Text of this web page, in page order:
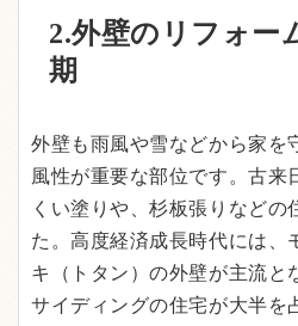
2.外壁のリフォー
期
外壁も雨風や雪などから家を
風性が重要な部位です。古来
くい塗りや、杉板張りなどの
た。高度経済成長時代には、
キ（トタン）の外壁が主流と
サイディングの住宅が大半を